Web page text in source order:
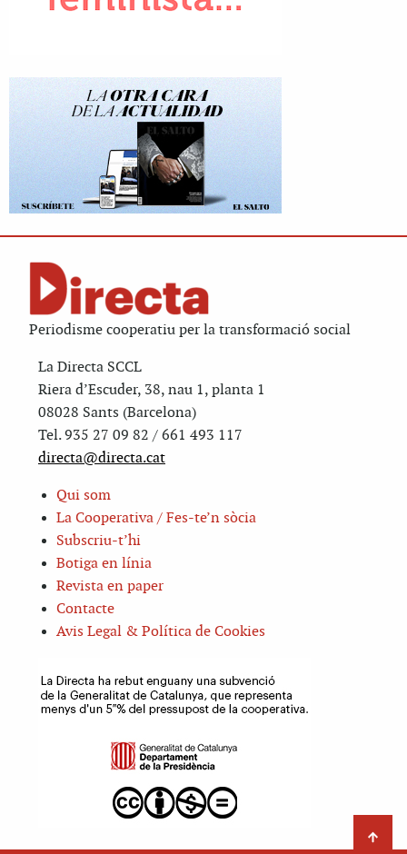
Periodisme cooperatiu per la transformació social
La Directa SCCL
Riera d’Escuder, 38, nau 1, planta 1
08028 Sants (Barcelona)
Tel. 935 27 09 82 / 661 493 117
directa@directa.cat
Qui som
La Cooperativa / Fes-te’n sòcia
Subscriu-t’hi
Botiga en línia
Revista en paper
Contacte
Avis Legal & Política de Cookies